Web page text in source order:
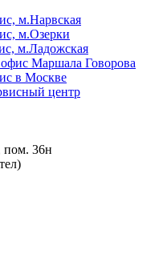
м.Нарвская
м.Озерки
м.Ладожская
Маршала Говорова
в Москве
центр
пом. 36н